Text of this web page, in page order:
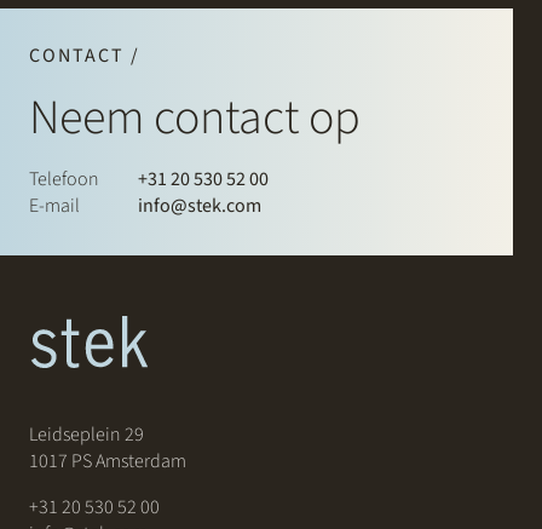
CONTACT /
Neem contact op
Telefoon
+31 20 530 52 00
E-mail
info@stek.com
Leidseplein 29
1017 PS Amsterdam
+31 20 530 52 00